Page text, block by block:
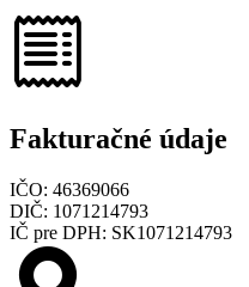
Fakturačné údaje
IČO: 46369066
DIČ: 1071214793
IČ pre DPH: SK1071214793